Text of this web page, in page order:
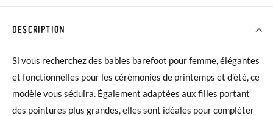
DESCRIPTION
Si vous recherchez des babies barefoot pour femme, élégantes
et fonctionnelles pour les cérémonies de printemps et d’été, ce
modèle vous séduira. Également adaptées aux filles portant
des pointures plus grandes, elles sont idéales pour compléter